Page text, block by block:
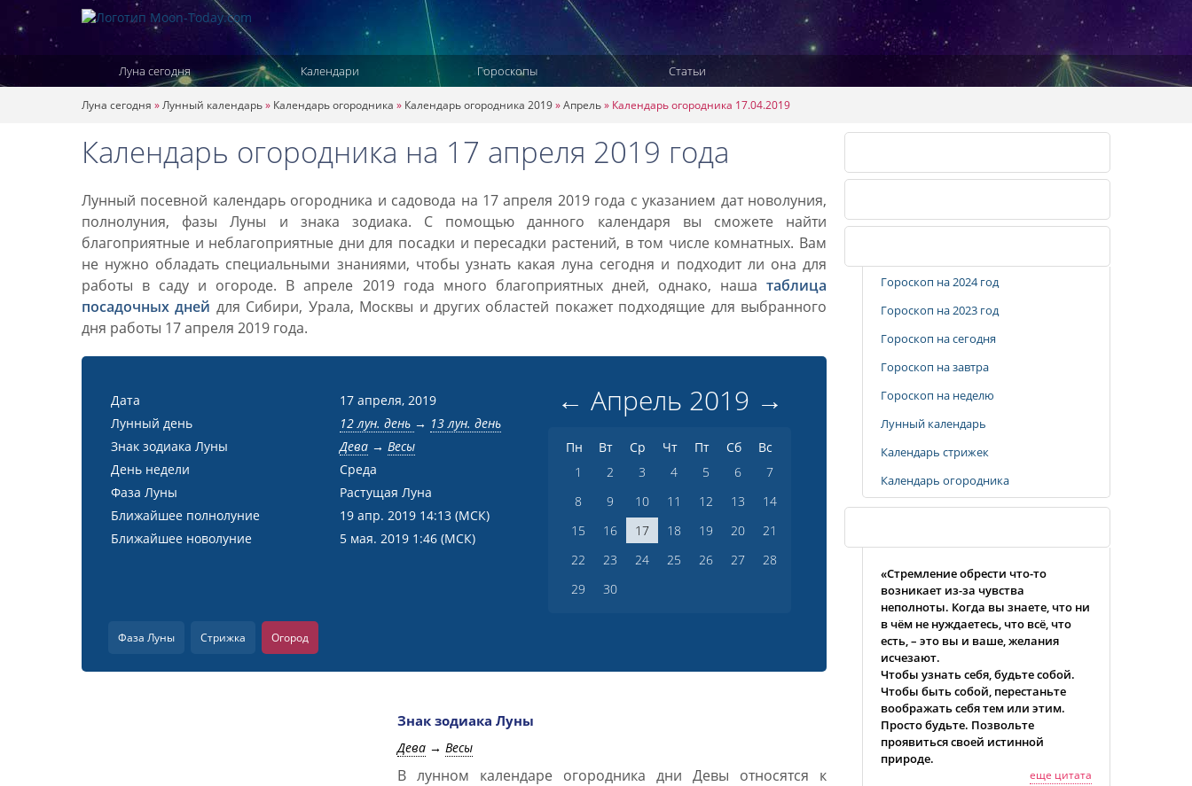
Луна сегодня Календари Гороскопы Статьи
Луна сегодня »Лунный календарь» Календарь огородника » Календарь огородника 2019»Апрель» Календарь огородника 17.04.2019
Календарь огородника на 17 апреля 2019 года
Лунный посевной календарь огородника и садовода на 17 апреля 2019 года с указанием дат новолуния,
полнолуния, фазы Луны и знака зодиака. С помощью данного календаря вы сможете найти
благоприятные и неблагоприятные дни для посадки и пересадки растений, в том числе комнатных. Вам
не нужно обладать специальными знаниями, чтобы узнать какая луна сегодня и подходит ли она для
работы в саду и огороде. В апреле 2019 года много благоприятных дней, однако, наша таблица
посадочных дней для Сибири, Урала, Москвы и других областей покажет подходящие для выбранного
дня работы 17 апреля 2019 года.
Дата
17 апреля, 2019
Лунный день
12 лун. день → 13 лун. день
Знак зодиака Луны
Дева→ Весы
День недели
Среда
Фаза Луны
Растущая Луна
Ближайшее полнолуние
19 апр. 2019 14:13 (МСК)
Ближайшее новолуние
5 мая. 2019 1:46 (МСК)
← Апрель 2019 →
Пн Вт Ср Чт Пт Сб
Вс
1
2 3 4 5 6
7
8
9 10 11 12 13
14
15
16 17 18 19 20
21
22
23 24 25 26 27
28
29
30
Фаза Луны Стрижка Огород
Знак зодиака Луны
Дева→ Весы
В лунном календаре огородника дни Девы относятся к
Гороскоп на 2024 год
Гороскоп на 2023 год
Гороскоп на сегодня
Гороскоп на завтра
Гороскоп на неделю
Лунный календарь
Календарь стрижек
Календарь огородника
«Стремление обрести что-то
возникает из-за чувства
неполноты. Когда вы знаете, что ни
в чём не нуждаетесь, что всё, что
есть, – это вы и ваше, желания
исчезают.
Чтобы узнать себя, будьте собой.
Чтобы быть собой, перестаньте
воображать себя тем или этим.
Просто будьте. Позвольте
проявиться своей истинной
природе.
еще цитата